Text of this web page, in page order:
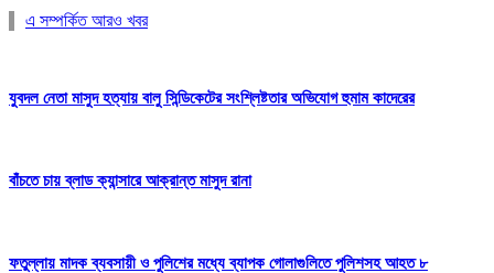
এ সম্পর্কিত আরও খবর
যুবদল নেতা মাসুদ হত্যায় বালু সিন্ডিকেটের সংশ্লিষ্টতার অভিযোগ হুমাম কাদেরের
বাঁচতে চায় ব্লাড ক্যান্সারে আক্রান্ত মাসুদ রানা
ফতুল্লায় মাদক ব্যবসায়ী ও পুলিশের মধ্যে ব্যাপক গোলাগুলিতে পুলিশসহ আহত ৮